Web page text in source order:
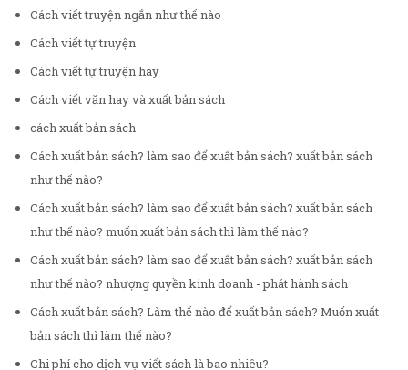
Cách viết truyện ngắn như thế nào
Cách viết tự truyện
Cách viết tự truyện hay
Cách viết văn hay và xuất bản sách
cách xuất bản sách
Cách xuất bản sách? làm sao để xuất bản sách? xuất bản sách
như thế nào?
Cách xuất bản sách? làm sao để xuất bản sách? xuất bản sách
như thế nào? muốn xuất bản sách thì làm thế nào?
Cách xuất bản sách? làm sao để xuất bản sách? xuất bản sách
như thế nào? nhượng quyền kinh doanh - phát hành sách
Cách xuất bản sách? Làm thế nào để xuất bản sách? Muốn xuất
bản sách thì làm thế nào?
Chi phí cho dịch vụ viết sách là bao nhiêu?